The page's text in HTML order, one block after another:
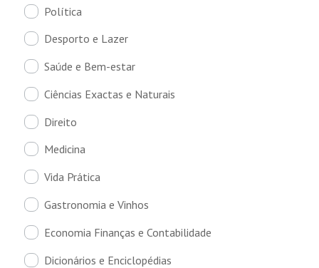
Política
Desporto e Lazer
Saúde e Bem-estar
Ciências Exactas e Naturais
Direito
Medicina
Vida Prática
Gastronomia e Vinhos
Economia Finanças e Contabilidade
Dicionários e Enciclopédias